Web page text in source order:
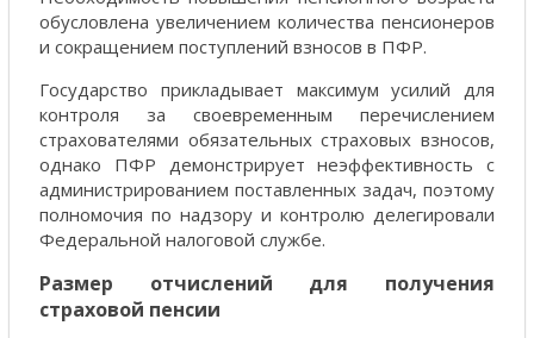
обусловлена увеличением количества пенсионеров
и сокращением поступлений взносов в ПФР.
Государство прикладывает максимум усилий для
контроля за своевременным перечислением
страхователями обязательных страховых взносов,
однако ПФР демонстрирует неэффективность с
администрированием поставленных задач, поэтому
полномочия по надзору и контролю делегировали
Федеральной налоговой службе.
Размер отчислений для получения
страховой пенсии